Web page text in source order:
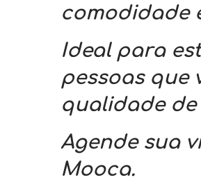
comodidade
Ideal para
pessoas que
qualidade de
Agende sua
Mooca.